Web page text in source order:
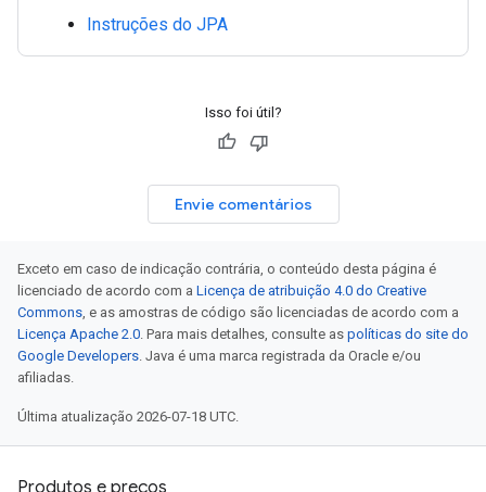
Instruções do JPA
Isso foi útil?
Envie comentários
Exceto em caso de indicação contrária, o conteúdo desta página é
licenciado de acordo com a Licença de atribuição 4.0 do Creative
Commons, e as amostras de código são licenciadas de acordo com a
Licença Apache 2.0. Para mais detalhes, consulte as políticas do site do
Google Developers. Java é uma marca registrada da Oracle e/ou
afiliadas.
Última atualização 2026-07-18 UTC.
Produtos e preços